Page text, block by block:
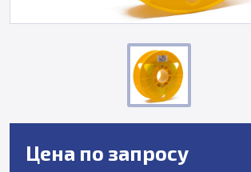
Цена по запросу